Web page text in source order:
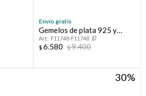
Envío gratis
Gemelos de plata 925 y
double en oro 18 ktes.
F11748-F11748
$ 6.580 $9.400
30